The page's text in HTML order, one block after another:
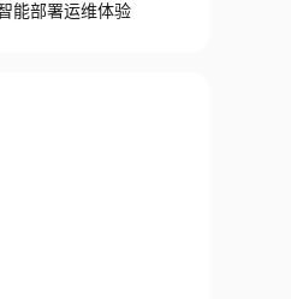
能部署运维体验